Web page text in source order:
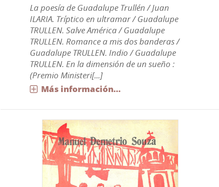
La poesía de Guadalupe Trullén / Juan
ILARIA. Tríptico en ultramar / Guadalupe
TRULLEN. Salve América / Guadalupe
TRULLEN. Romance a mis dos banderas /
Guadalupe TRULLEN. Indio / Guadalupe
TRULLEN. En la dimensión de un sueño :
(Premio Ministeri[...]
Más información...